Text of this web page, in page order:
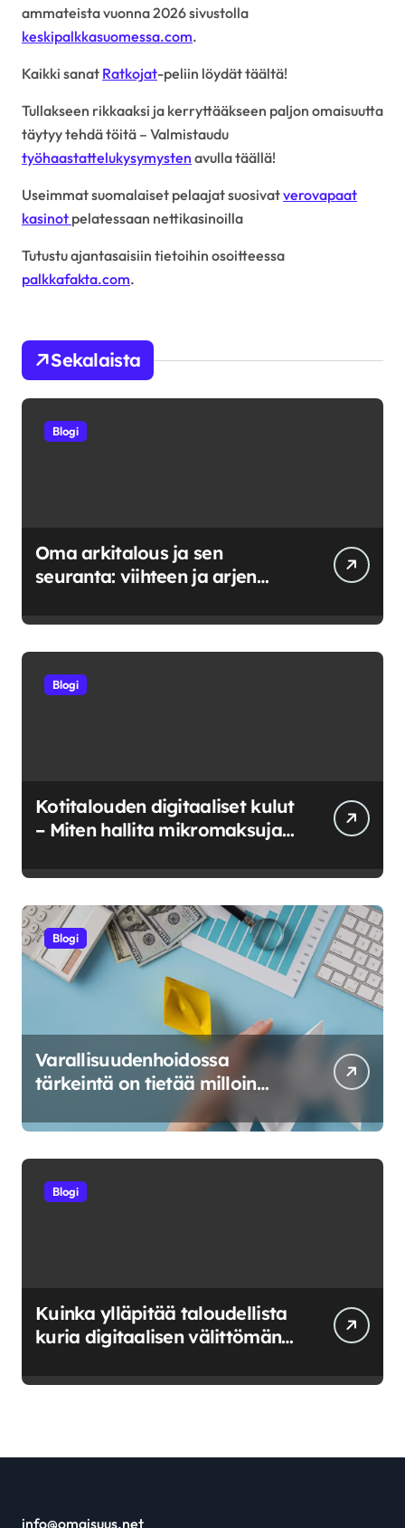
ammateista vuonna 2026 sivustolla
keskipalkkasuomessa.com.
Kaikki sanat Ratkojat-peliin löydät täältä!
Tullakseen rikkaaksi ja kerryttääkseen paljon omaisuutta
täytyy tehdä töitä – Valmistaudu
työhaastattelukysymysten avulla täällä!
Useimmat suomalaiset pelaajat suosivatverovapaat
kasinot pelatessaan nettikasinoilla
Tutustu ajantasaisiin tietoihin osoitteessa
palkkafakta.com.
Sekalaista
Blogi
Oma arkitalous ja sen
seuranta: viihteen ja arjen
Blogi
Kotitalouden digitaaliset kulut
– Miten hallita mikromaksuja
Blogi
Varallisuudenhoidossa
tärkeintä on tietää milloin
riskeerata ja milloin luovuttaa
Blogi
Kuinka ylläpitää taloudellista
kuria digitaalisen välittömän
info@omaisuus.net